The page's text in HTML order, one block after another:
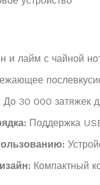
и лайм с чайной
До 30 000 затяжек
Поддержка
Компактный